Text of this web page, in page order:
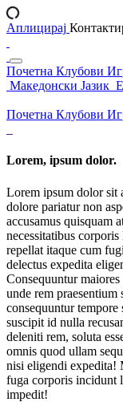
Аплицирај
Почетна Клубови
Македонски Јазик
Почетна Клубови
Lorem, ipsum dolor.
Lorem ipsum dolor sit
dolore pariatur non
accusamus quisquam
necessitatibus
repellat itaque cum
delectus expedita
Consequuntur
unde rem
consequuntur
suscipit id nulla
deleniti rem, soluta
omnis quod ullam
nisi eligendi expedita!
fuga corporis incidunt
impedit!